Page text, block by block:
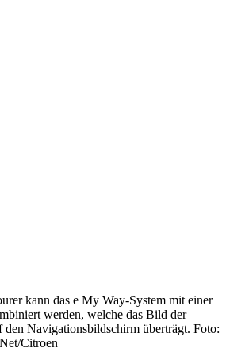
kann das e My Way-System mit einer
werden, welche das Bild der
den Navigationsbildschirm überträgt. Foto:
Citroen